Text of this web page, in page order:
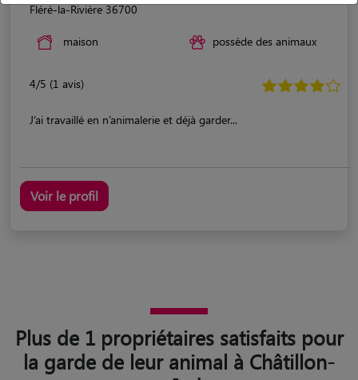
Fléré-la-Rivière 36700
maison possède des animaux
4/5 (1 avis)
J’ai travaillé en n’animalerie et déjà garder...
Voir le profil
Plus de 1 propriétaires satisfaits pour
la garde de leur animal à Châtillon-